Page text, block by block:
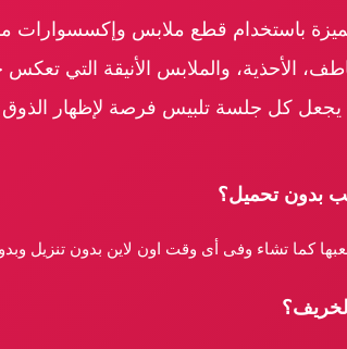
باستخدام قطع ملابس وإكسسوارات
الأحذية، والملابس الأنيقة التي
كل جلسة تلبيس فرصة لإظهار الذوق
بدون تحميل؟
كما تشاء وفى أى وقت اون لاين بدون تنزيل